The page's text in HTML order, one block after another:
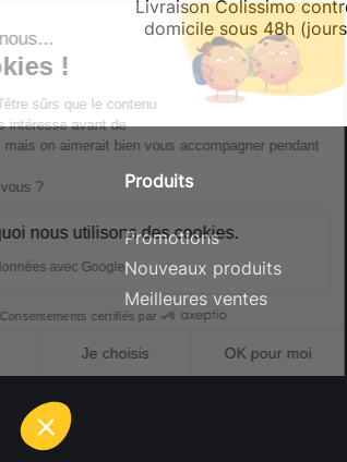
Livraison Colissimo
domicile sous 48h
Produits
Promotions
Nouveaux produits
Meilleures ventes